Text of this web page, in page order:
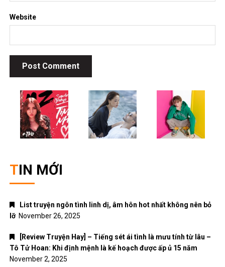
Website
TIN MỚI
List truyện ngôn tình linh dị, âm hôn hot nhất không nên bỏ
lỡ November 26, 2025
[Review Truyện Hay] – Tiếng sét ái tình là mưu tính từ lâu –
Tô Tử Hoan: Khi định mệnh là kế hoạch được ấp ủ 15 năm
November 2, 2025